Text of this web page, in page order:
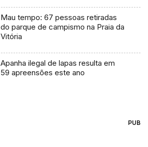
Mau tempo: 67 pessoas retiradas
do parque de campismo na Praia da
Vitória
Apanha ilegal de lapas resulta em
59 apreensões este ano
PUB